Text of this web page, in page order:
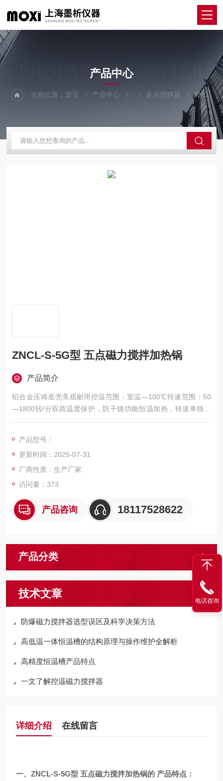
PRODUCTS CENTER
产品中心
当前位置：首页 产品中心 多点搅拌器 ZNCL-S-5G型 五点磁力搅拌加热锅
ZNCL-S-5G型 五点磁力搅拌加热锅
产品简介
铝合金压铸底壳美观耐用控温范围：室温—100℃转速范围：50
—1800转/分双路温度保护，防干烧功能恒温加热，转速单独控
制/显示控温精度：分辨率0.1℃，精度±0.2℃内、外传感器可交
明耐高温水槽，可直接查看反应过程搅拌容量50—500ml （烧杯
5个）
产品型号：
更新时间：2025-07-31
厂商性质：生产厂家
访问量：373
产品咨询 18117528622
产品分类
技术文章
防爆磁力搅拌器选型误区及科学决策方法
高低温一体恒温槽的结构原理与操作维护全解析
高精度恒温槽产品特点
一文了解控温磁力搅拌器
详细介绍 在线留言
一、ZNCL-S-5G型 五点磁力搅拌加热锅的 产品特点 ：
电话咨询